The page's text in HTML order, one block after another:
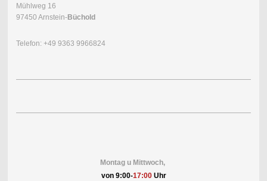
Mühlweg 16
97450 Arnstein-Büchold
Telefon: +49 9363 9966824
Montag u Mittwoch,
von 9:00-17:00 Uhr